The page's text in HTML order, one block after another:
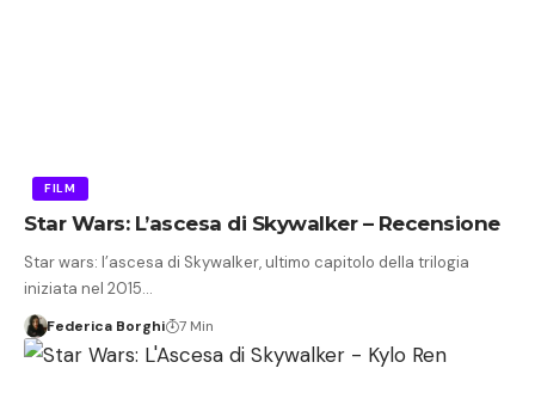
FILM
Star Wars: L’ascesa di Skywalker – Recensione
Star wars: l’ascesa di Skywalker, ultimo capitolo della trilogia
iniziata nel 2015…
Federica Borghi 7 Min